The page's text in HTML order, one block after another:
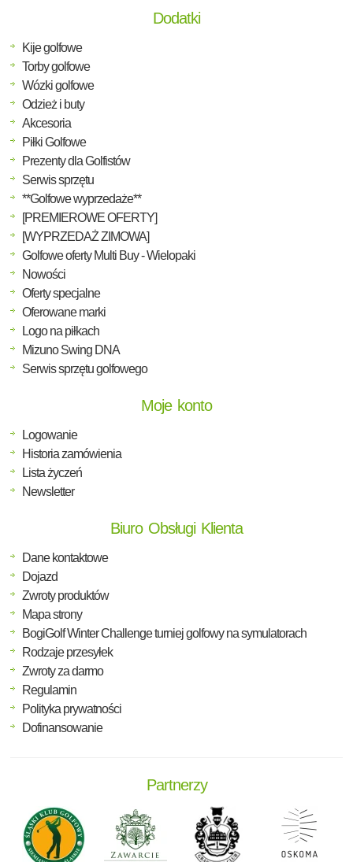
Dodatki
Kije golfowe
Torby golfowe
Wózki golfowe
Odzież i buty
Akcesoria
Piłki Golfowe
Prezenty dla Golfistów
Serwis sprzętu
**Golfowe wyprzedaże**
[PREMIEROWE OFERTY]
[WYPRZEDAŻ ZIMOWA]
Golfowe oferty Multi Buy - Wielopaki
Nowości
Oferty specjalne
Oferowane marki
Logo na piłkach
Mizuno Swing DNA
Serwis sprzętu golfowego
Moje konto
Logowanie
Historia zamówienia
Lista życzeń
Newsletter
Biuro Obsługi Klienta
Dane kontaktowe
Dojazd
Zwroty produktów
Mapa strony
BogiGolf Winter Challenge turniej golfowy na symulatorach
Rodzaje przesyłek
Zwroty za darmo
Regulamin
Polityka prywatności
Dofinansowanie
Partnerzy